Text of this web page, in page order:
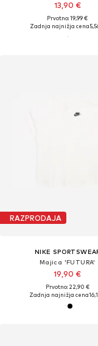
13,90 €
Prvotno: 19,99 €
Zadnja najnižja cena
RAZPRODAJA
NIKE
Majica 'FUTURA'
19,90 €
Prvotno: 22,90 €
Zadnja najnižja cena